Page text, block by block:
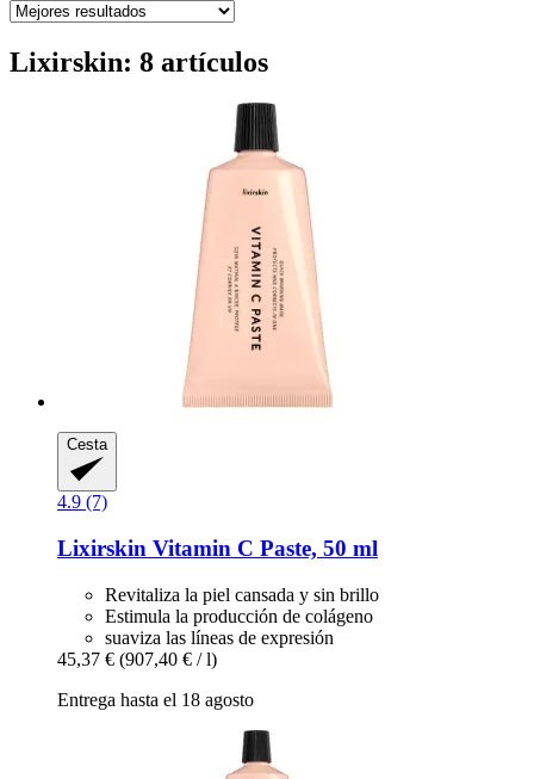
Lixirskin: 8 artículos
Cesta
4.9 (7)
Lixirskin Vitamin C Paste, 50 ml
Revitaliza la piel cansada y sin brillo
Estimula la producción de colágeno
suaviza las líneas de expresión
45,37 € (907,40 € / l)
Entrega hasta el 18 agosto